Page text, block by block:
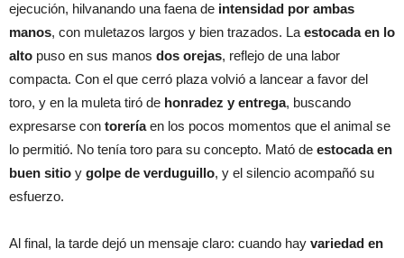
ejecución, hilvanando una faena de intensidad por ambas
manos, con muletazos largos y bien trazados. Laestocada en lo
alto puso en sus manos dos orejas, reflejo de una labor
compacta. Con el que cerró plaza volvió a lancear a favor del
toro, y en la muleta tiró de honradez y entrega, buscando
expresarse con toreríaen los pocos momentos que el animal se
lo permitió. No tenía toro para su concepto. Mató de estocada en
buen sitio y golpe de verduguillo, y el silencio acompañó su
esfuerzo.
Al final, la tarde dejó un mensaje claro: cuando hay variedad en